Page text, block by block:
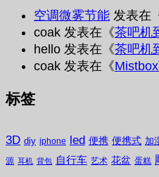
空调微雾节能 发表在
coak 发表在《茶吧机
hello 发表在《茶吧机
coak 发表在《
标签
3D diy iphone led 便携 便携式 加
源 耳机 背包 自行车 艺术 花盆 蛋糕